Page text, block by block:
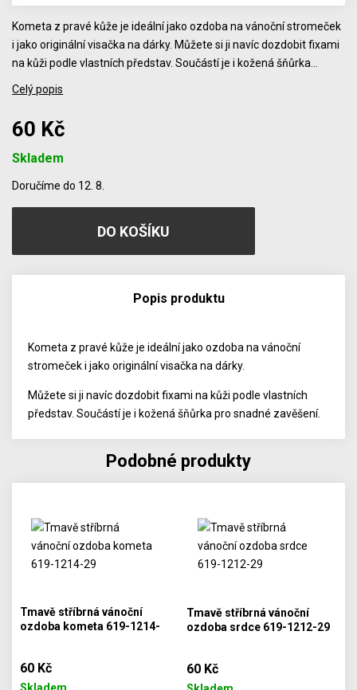
Kometa z pravé kůže je ideální jako ozdoba na vánoční stromeček
i jako originální visačka na dárky. Můžete si ji navíc dozdobit fixami
na kůži podle vlastních představ. Součástí je i kožená šňůrka…
Celý popis
60 Kč
Skladem
Doručíme do 12. 8.
Popis produktu
Kometa z pravé kůže je ideální jako ozdoba na vánoční
stromeček i jako originální visačka na dárky.
Můžete si ji navíc dozdobit fixami na kůži podle vlastních
představ. Součástí je i kožená šňůrka pro snadné zavěšení.
Podobné produkty
Tmavě stříbrná vánoční
ozdoba kometa 619-1214-
60 Kč
Tmavě stříbrná vánoční
ozdoba srdce 619-1212-29
60 Kč